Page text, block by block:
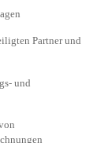
Partner und
und